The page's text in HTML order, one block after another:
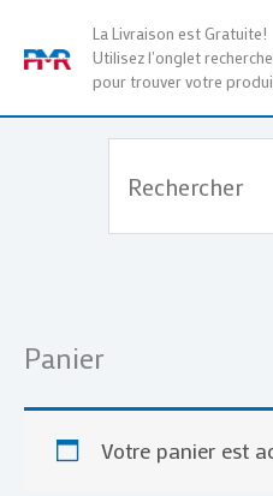
La Livraison est Gratuite!
Utilisez l'onglet
pour trouver votre
Panier
Votre panier est